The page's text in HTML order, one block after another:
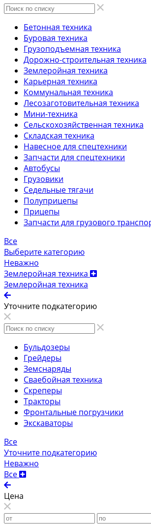
Бетонная техника
Буровая техника
Грузоподъемная техника
Дорожно-строительная техника
Землеройная техника
Карьерная техника
Коммунальная техника
Лесозаготовительная техника
Мини-техника
Сельскохозяйственная техника
Складская техника
Навесное для спецтехники
Запчасти для спецтехники
Автобусы
Грузовики
Седельные тягачи
Полуприцепы
Прицепы
Запчасти для грузового
Все
Выберите категорию
Неважно
Землеройная техника
Землеройная техника
Уточните подкатегорию
Бульдозеры
Грейдеры
Земснаряды
Сваебойная техника
Скреперы
Тракторы
Фронтальные погрузчики
Экскаваторы
Все
Уточните подкатегорию
Неважно
Все
Цена